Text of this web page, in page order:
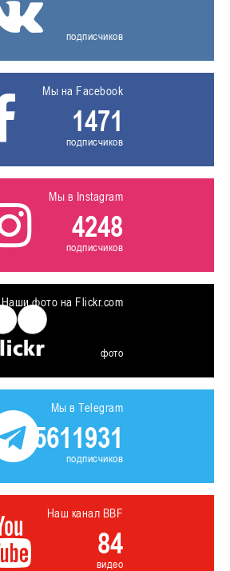
подписчиков
Мы на Facebook
1471
подписчиков
Мы в Instagram
4248
подписчиков
Наши фото на Flickr.com
фото
Мы в Telegram
5611931
подписчиков
Наш канал BBF
84
видео